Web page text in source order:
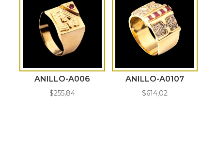
ANILLO-A006
$255,84
ANILLO-A0107
$614,02